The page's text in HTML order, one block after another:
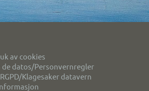
av cookies
datos/Personvernregler
Klagesaker datavern